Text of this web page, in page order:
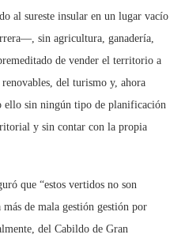
al sureste insular en un lugar vacío
sin agricultura, ganadería,
de vender el territorio a
del turismo y, ahora
ello sin ningún tipo de planificación
y sin contar con la propia
que “estos vertidos no son
más de mala gestión gestión por
del Cabildo de Gran